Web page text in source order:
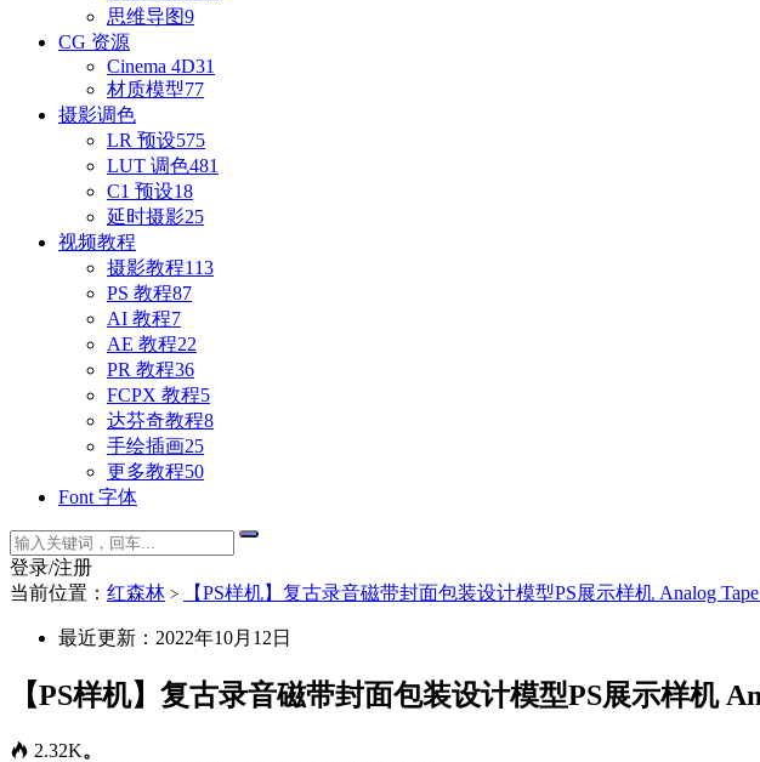
思维导图9
CG 资源
Cinema 4D31
材质模型77
摄影调色
LR 预设575
LUT 调色481
C1 预设18
延时摄影25
视频教程
摄影教程113
PS 教程87
AI 教程7
AE 教程22
PR 教程36
FCPX 教程5
达芬奇教程8
手绘插画25
更多教程50
Font 字体
登录/注册
当前位置： 红森林 > 【PS样机】复古录音磁带封面包装设计模型PS展示样机 Analog Tape
最近更新：2022年10月12日
【PS样机】复古录音磁带封面包装设计模型PS展示样机
2.32K。